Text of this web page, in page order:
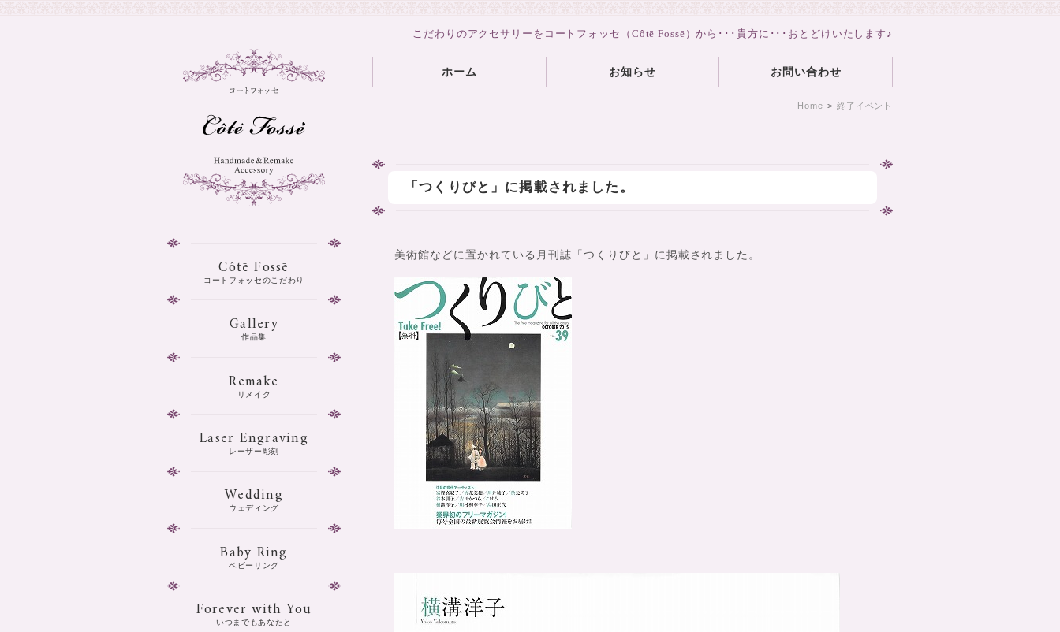
こだわりのアクセサリーをコートフォッセ（Côtē Fossē）から･･･貴方に･･･おとどけいたします♪
ホーム お知らせ お問い合わせ
Home > 終了イベント
「つくりびと」に掲載されました。
美術館などに置かれている月刊誌「つくりびと」に掲載されました。
Côtē Fossē
コートフォッセのこだわり
Gallery
作品集
Remake
リメイク
Laser Engraving
レーザー彫刻
Wedding
ウェディング
Baby Ring
ベビーリング
Forever with You
いつまでもあなたと